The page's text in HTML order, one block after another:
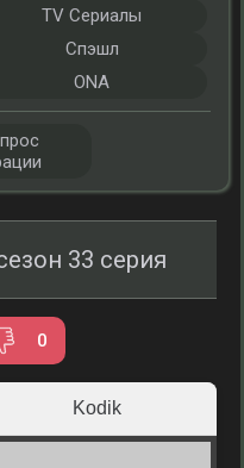
33 серия
0
Kodik
TV Сериалы
Спэшл
ONA